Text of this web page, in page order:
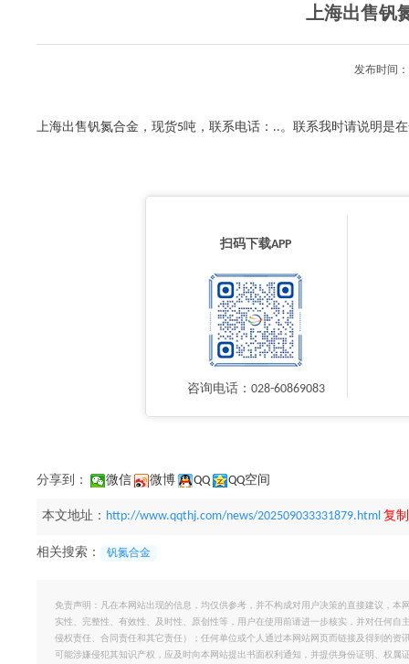
上海出售钒
发布时间
上海出售钒氮合金，现货5吨，联系电话：..。联系我时请说明是
扫码下载APP
咨询电话：028-60869083
分享到： 微信 微博 QQ QQ空间
本文地址： http://www.qqthj.com/news/202509033331879.html 复
相关搜索： 钒氮合金
免责声明：凡在本网站出现的信息，均仅供参考，并不构成对用户决策的直接建议，
实性、完整性、有效性、及时性、原创性等，用户在使用前请进一步核实，并对任何
侵权责任、合同责任和其它责任）；任何单位或个人通过本网站网页而链接及得到的
可能涉嫌侵犯其知识产权，应及时向本网站提出书面权利通知，并提供身份证明、权